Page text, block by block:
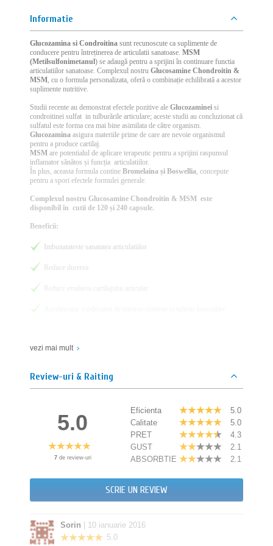
Informatie
Glucozamina si Condroitina sunt recunoscute ca suplimente de
conducere pentru întreținerea de articulatii sanatoase.MSM
(Metilsulfonimetanul) se adaugă pentru a sprijini în continuare functia
articulatiilor sanatoase. Complexul nostruGlucosamine Chondroitin &
MSM, cu o formula personalizata, oferă o combinație echilibrată a acestor
suplimente nutritive.
Studii recente au demonstrat efectele pozitive aleGlucozaminei si
condroitinei sulfat in tulburările articulare; aceste studii au concluzionat că
sulfatul este forma cea mai bine asimilata de către organism.
Glucozamina asigura materiile prime de care are nevoie organismul
pentru a produce cartilaj.
MSM are potentialul de aplicare terapeutic pentru a sprijini raspunsul
inflamator sănătos și funcția articulatiilor.
În plus, aceasta formula contine Bromelaina și Boswellia, concepute
pentru a spori efectele formulei generale.
Complexul nostru Glucosamine Chondroitin & MSM este
disponibil în cutii de 120 și 240 capsule.
Beneficii:
Imbunatateste sanatatea articulatiilor
Reduce durerea
ATENTIE!Dacă sunteți gravidă sau alaptati consultati medicul inainte
de a lua aceste capsule.
insulina si ar putea reduce acțiunile metabolice ale insulinei. Persoanele
care au diabet zaharat ar trebui să consulte un medic înainte de a utiliza
produse de glucozamina.
Persoanele alergice la crustacee nu trebuie să utilizeze acest supliment!
Chondroitin & MSM Complex!
vezi mai mult
Review-uri & Raiting
5.0
7de review-uri
Еficienta
5.0
Calitate
5.0
PRET
4.3
GUST
2.1
ABSORBTIE
2.1
SCRIE UN REVIEW
Sorin
| 10 ianuarie 2016
5.0